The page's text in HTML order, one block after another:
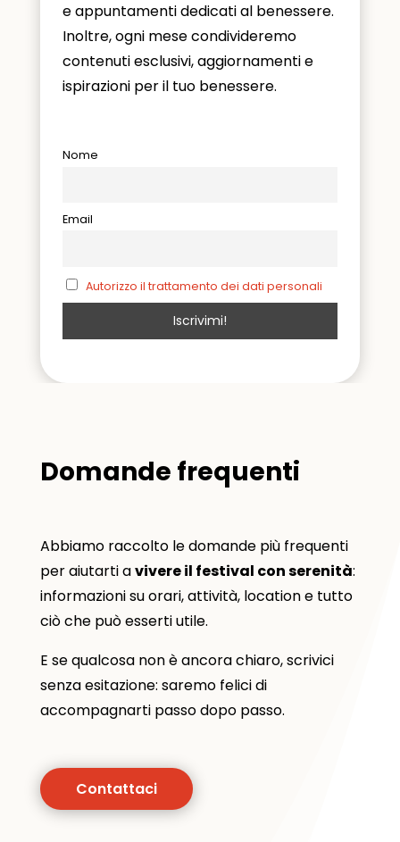
e appuntamenti dedicati al benessere.
Inoltre, ogni mese condivideremo
contenuti esclusivi, aggiornamenti e
ispirazioni per il tuo benessere.
Nome
Email
Autorizzo il trattamento dei dati personali
Domande frequenti
Abbiamo raccolto le domande più frequenti
per aiutarti avivere il festival con serenità:
informazioni su orari, attività, location e tutto
ciò che può esserti utile.
E se qualcosa non è ancora chiaro, scrivici
senza esitazione: saremo felici di
accompagnarti passo dopo passo.
Contattaci